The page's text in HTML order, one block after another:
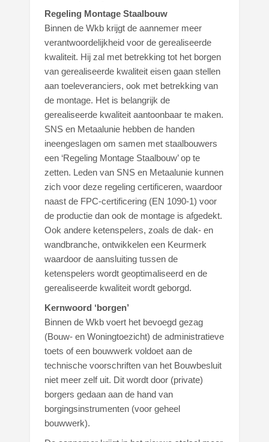
Regeling Montage Staalbouw
Binnen de Wkb krijgt de aannemer meer
verantwoordelijkheid voor de gerealiseerde
kwaliteit. Hij zal met betrekking tot het borgen
van gerealiseerde kwaliteit eisen gaan stellen
aan toeleveranciers, ook met betrekking van
de montage. Het is belangrijk de
gerealiseerde kwaliteit aantoonbaar te maken.
SNS en Metaalunie hebben de handen
ineengeslagen om samen met staalbouwers
een ‘Regeling Montage Staalbouw’ op te
zetten. Leden van SNS en Metaalunie kunnen
zich voor deze regeling certificeren, waardoor
naast de FPC-certificering (EN 1090-1) voor
de productie dan ook de montage is afgedekt.
Ook andere ketenspelers, zoals de dak- en
wandbranche, ontwikkelen een Keurmerk
waardoor de aansluiting tussen de
ketenspelers wordt geoptimaliseerd en de
gerealiseerde kwaliteit wordt geborgd.
Kernwoord ‘borgen’
Binnen de Wkb voert het bevoegd gezag
(Bouw- en Woningtoezicht) de administratieve
toets of een bouwwerk voldoet aan de
technische voorschriften van het Bouwbesluit
niet meer zelf uit. Dit wordt door (private)
borgers gedaan aan de hand van
borgingsinstrumenten (voor geheel
bouwwerk).